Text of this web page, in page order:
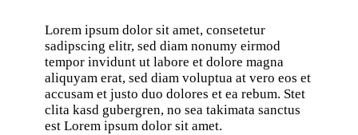
Lorem ipsum dolor sit amet, consetetur
sadipscing elitr, sed diam nonumy eirmod
tempor invidunt ut labore et dolore magna
aliquyam erat, sed diam voluptua at vero eos et
accusam et justo duo dolores et ea rebum. Stet
clita kasd gubergren, no sea takimata sanctus
est Lorem ipsum dolor sit amet.